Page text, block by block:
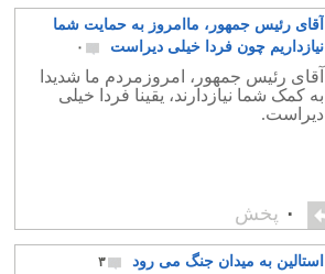
آقای رئیس جمهور، ماامروز به حمایت شما
نیازداریم چون فردا خیلی دیراست
۰
آقای رئیس جمهور، امروزمردم ما شدیدا
به کمک شما نیازدارند، یقینا فردا خیلی
دیراست.
۰ پخش
استالین به میدان جنگ می رود ۳